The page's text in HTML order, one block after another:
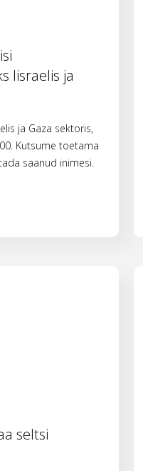
Iisraelis ja
ja Gaza sektoris,
Kutsume toetama
saanud inimesi.
seltsi